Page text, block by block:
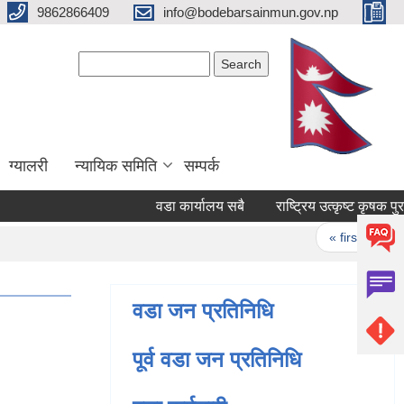
9862866409 info@bodebarsainmun.gov.np
ग्यालरी न्यायिक समिति सम्पर्क
वडा कार्यालय सबै राष्ट्रिय उत्कृष्ट
« first ‹
वडा जन प्रतिनिधि
पूर्व वडा जन प्रतिनिधि